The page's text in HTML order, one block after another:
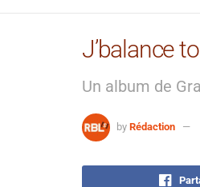
J’balance
Un album de
by Rédaction